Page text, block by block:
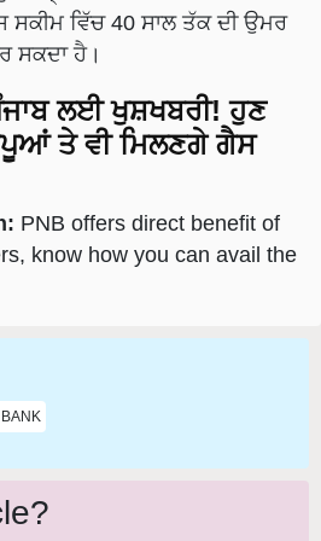
ਸਕੀਮ ਵਿੱਚ 40 ਸਾਲ ਤੱਕ ਦੀ ਉਮਰ
ਸਕਦਾ ਹੈ।
ਲਈ ਖੁਸ਼ਖਬਰੀ! ਹੁਣ
ਤੇ ਵੀ ਮਿਲਣਗੇ ਗੈਸ
PNB offers direct benefit of
know how you can avail the